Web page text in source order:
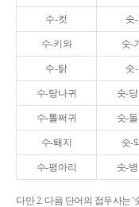
수-컷 숫
수-키와 숫-
수-탉 숫
수-탕나귀 숫-
수-톨쩌귀 숫-
수-퇘지 숫-
수-평아리 숫-
다만 2. 다음 단어의 접두사는